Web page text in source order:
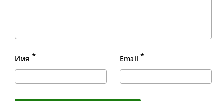
Имя * Email *